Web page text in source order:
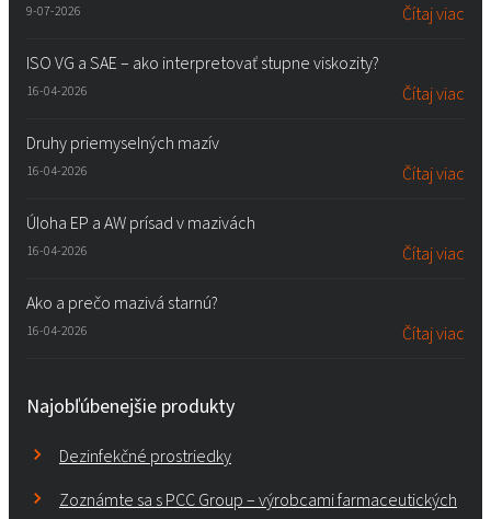
9-07-2026 Čítaj viac
ISO VG a SAE – ako interpretovať stupne viskozity?
16-04-2026 Čítaj viac
Druhy priemyselných mazív
16-04-2026 Čítaj viac
Úloha EP a AW prísad v mazivách
16-04-2026 Čítaj viac
Ako a prečo mazivá starnú?
16-04-2026 Čítaj viac
Najobľúbenejšie produkty
Dezinfekčné prostriedky
Zoznámte sa s PCC Group – výrobcami farmaceutických